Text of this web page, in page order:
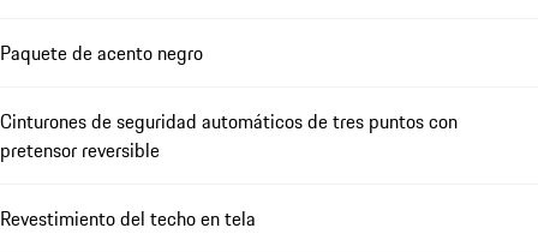
Paquete de acento negro
Cinturones de seguridad automáticos de tres puntos con
pretensor reversible
Revestimiento del techo en tela